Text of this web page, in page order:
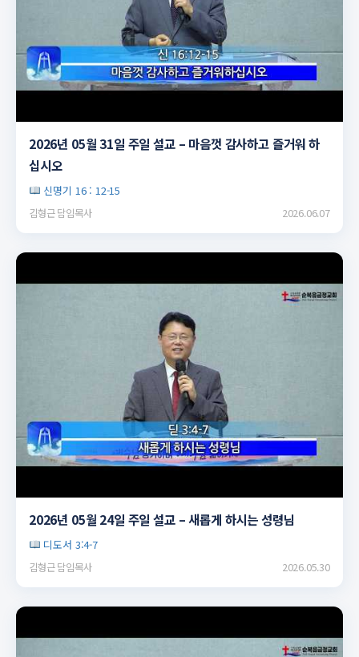
▶
2026년 05월 31일 주일 설교 – 마음껏 감사하고 즐거워 하
십시오
신명기 16 : 12-15
김형근 담임목사 2026.06.07
▶
2026년 05월 24일 주일 설교 – 새롭게 하시는 성령님
디도서 3:4-7
김형근 담임목사 2026.05.30